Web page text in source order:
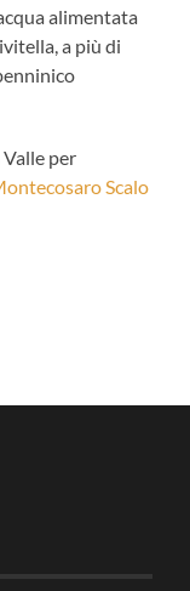
alimentata
a più di
Valle per
Scalo